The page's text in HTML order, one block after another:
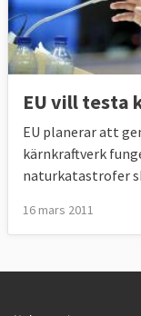
EU vill testa
EU planerar att
kärnkraftverk
naturkatastrofer
16 mars 2011